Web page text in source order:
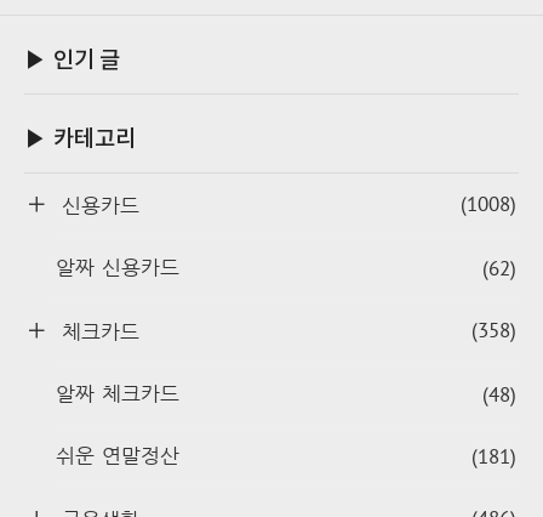
▶ 인기 글
▶ 카테고리
신용카드 (1008)
알짜 신용카드 (62)
체크카드 (358)
알짜 체크카드 (48)
쉬운 연말정산 (181)